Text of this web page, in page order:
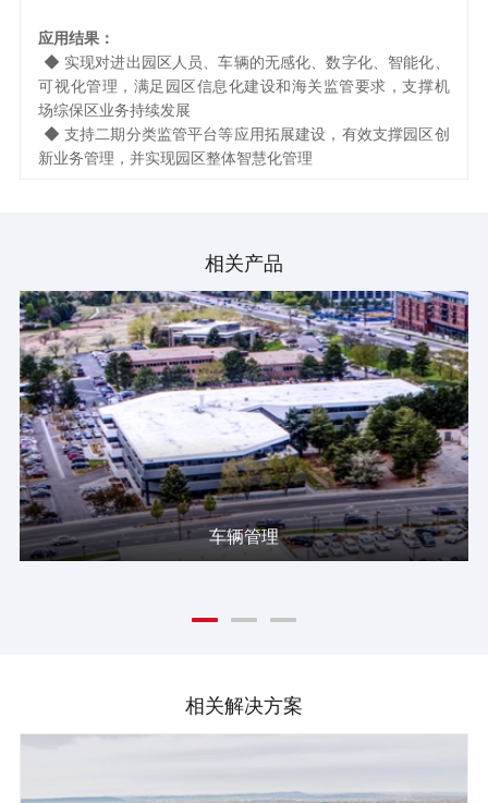
应用结果：
◆ 实现对进出园区人员、车辆的无感化、数字化、智能化、
可视化管理，满足园区信息化建设和海关监管要求，支撑机
场综保区业务持续发展
◆ 支持二期分类监管平台等应用拓展建设，有效支撑园区创
新业务管理，并实现园区整体智慧化管理
相关产品
车辆管理
相关解决方案